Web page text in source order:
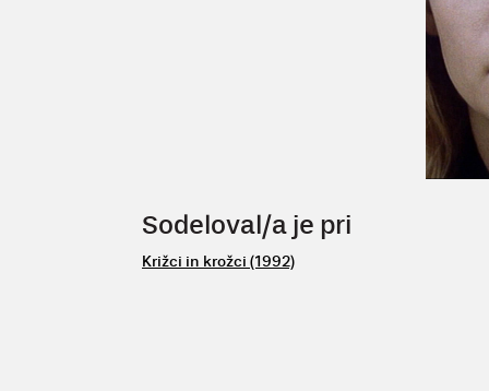
Sodeloval/a je pri
Križci in krožci (1992)